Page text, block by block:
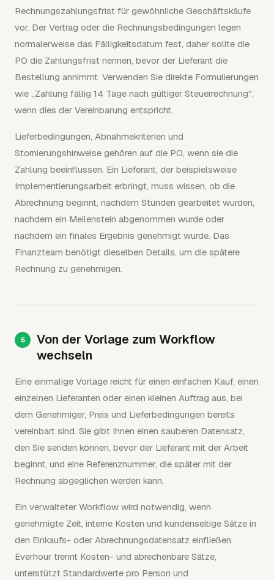
Rechnungszahlungsfrist für gewöhnliche Geschäftskäufe
vor. Der Vertrag oder die Rechnungsbedingungen legen
normalerweise das Fälligkeitsdatum fest, daher sollte die
PO die Zahlungsfrist nennen, bevor der Lieferant die
Bestellung annimmt. Verwenden Sie direkte Formulierungen
wie „Zahlung fällig 14 Tage nach gültiger Steuerrechnung",
wenn dies der Vereinbarung entspricht.
Lieferbedingungen, Abnahmekriterien und
Stornierungshinweise gehören auf die PO, wenn sie die
Zahlung beeinflussen. Ein Lieferant, der beispielsweise
Implementierungsarbeit erbringt, muss wissen, ob die
Abrechnung beginnt, nachdem Stunden gearbeitet wurden,
nachdem ein Meilenstein abgenommen wurde oder
nachdem ein finales Ergebnis genehmigt wurde. Das
Finanzteam benötigt dieselben Details, um die spätere
Rechnung zu genehmigen.
Von der Vorlage zum Workflow
wechseln
Eine einmalige Vorlage reicht für einen einfachen Kauf, einen
einzelnen Lieferanten oder einen kleinen Auftrag aus, bei
dem Genehmiger, Preis und Lieferbedingungen bereits
vereinbart sind. Sie gibt Ihnen einen sauberen Datensatz,
den Sie senden können, bevor der Lieferant mit der Arbeit
beginnt, und eine Referenznummer, die später mit der
Rechnung abgeglichen werden kann.
Ein verwalteter Workflow wird notwendig, wenn
genehmigte Zeit, interne Kosten und kundenseitige Sätze in
den Einkaufs- oder Abrechnungsdatensatz einfließen.
Everhour trennt Kosten- und abrechenbare Sätze,
unterstützt Standardwerte pro Person und